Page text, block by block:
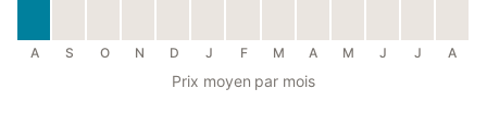
A S O N D J F M A M J J A
Prix moyen par mois